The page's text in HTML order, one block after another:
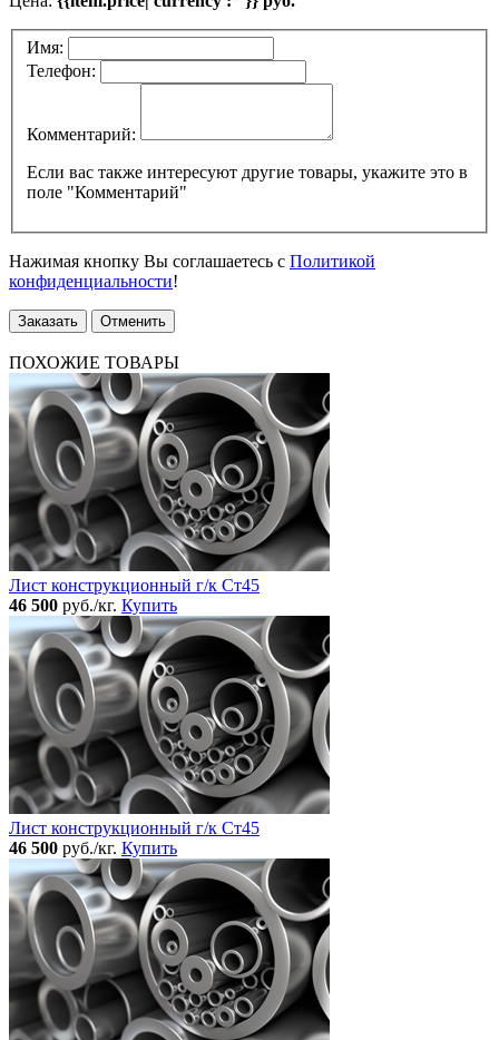
Имя:
Телефон:
Комментарий:
Если вас также интересуют другие товары, укажите это в
поле "Комментарий"
Нажимая кнопку Вы соглашаетесь с Политикой
конфиденциальности!
Заказать Отменить
ПОХОЖИЕ ТОВАРЫ
Лист конструкционный г/к Ст45
46 500 руб./кг. Купить
Лист конструкционный г/к Ст45
46 500 руб./кг. Купить